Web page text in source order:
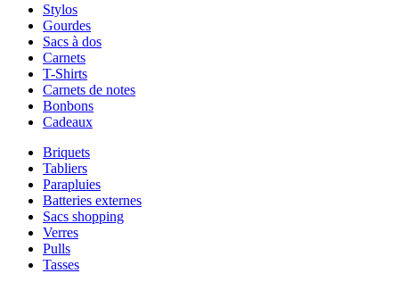
Stylos
Gourdes
Sacs à dos
Carnets
T-Shirts
Carnets de notes
Bonbons
Cadeaux
Briquets
Tabliers
Parapluies
Batteries externes
Sacs shopping
Verres
Pulls
Tasses